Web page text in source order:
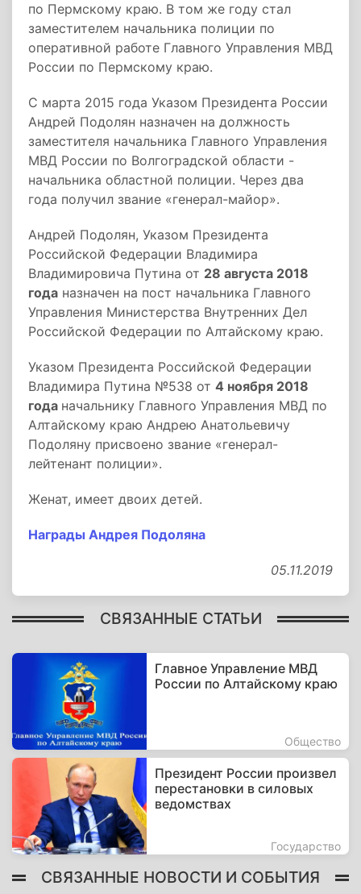
по Пермскому краю. В том же году стал
заместителем начальника полиции по
оперативной работе Главного Управления МВД
России по Пермскому краю.
С марта 2015 года Указом Президента России
Андрей Подолян назначен на должность
заместителя начальника Главного Управления
МВД России по Волгоградской области -
начальника областной полиции. Через два
года получил звание «генерал-майор».
Андрей Подолян, Указом Президента
Российской Федерации Владимира
Владимировича Путина от 28 августа 2018
года назначен на пост начальника Главного
Управления Министерства Внутренних Дел
Российской Федерации по Алтайскому краю.
Указом Президента Российской Федерации
Владимира Путина №538 от 4 ноября 2018
года начальнику Главного Управления МВД по
Алтайскому краю Андрею Анатольевичу
Подоляну присвоено звание «генерал-
лейтенант полиции».
Женат, имеет двоих детей.
Награды Андрея Подоляна
05.11.2019
СВЯЗАННЫЕ СТАТЬИ
Главное Управление МВД
России по Алтайскому краю
Общество
Президент России произвел
перестановки в силовых
ведомствах
Государство
СВЯЗАННЫЕ НОВОСТИ И СОБЫТИЯ